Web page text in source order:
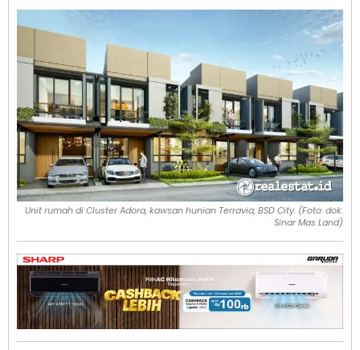
Unit rumah di Cluster Adora, kawsan hunian Terravia, BSD City. (Foto: dok.
Sinar Mas Land)